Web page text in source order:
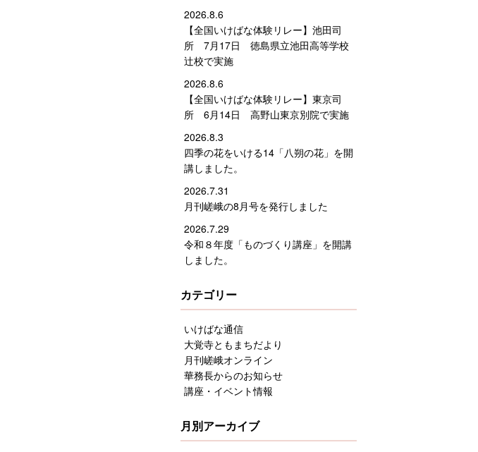
2026.8.6
【全国いけばな体験リレー】池田司
所 7月17日 徳島県立池田高等学校
辻校で実施
2026.8.6
【全国いけばな体験リレー】東京司
所 6月14日 高野山東京別院で実施
2026.8.3
四季の花をいける14「八朔の花」を開
講しました。
2026.7.31
月刊嵯峨の8月号を発行しました
2026.7.29
令和８年度「ものづくり講座」を開講
しました。
カテゴリー
いけばな通信
大覚寺ともまちだより
月刊嵯峨オンライン
華務長からのお知らせ
講座・イベント情報
月別アーカイブ